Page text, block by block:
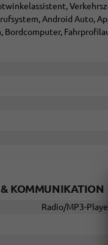
Android Auto,
Bordcomputer,
KOMMUNIKATION
Radio/MP3-